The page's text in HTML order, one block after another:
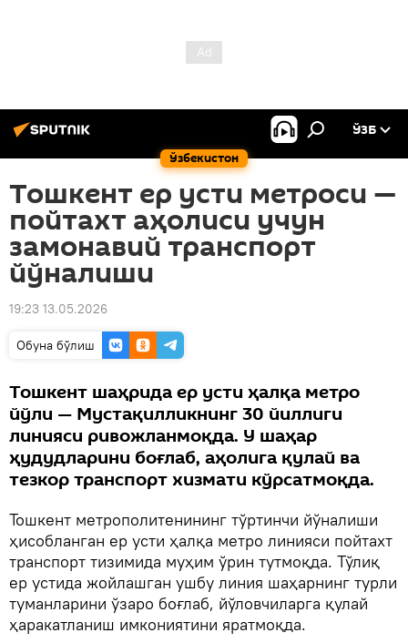
Ўзбекистон
ЎЗБ
Тошкент ер усти метроси —
пойтахт аҳолиси учун
замонавий транспорт
йўналиши
19:23 13.05.2026
Oбуна бўлиш
Тошкент шаҳрида ер усти ҳалқа метро
йўли — Мустақилликнинг 30 йиллиги
линияси ривожланмоқда. У шаҳар
ҳудудларини боғлаб, аҳолига қулай ва
тезкор транспорт хизмати кўрсатмоқда.
Тошкент метрополитенининг тўртинчи йўналиши
ҳисобланган ер усти ҳалқа метро линияси пойтахт
транспорт тизимида муҳим ўрин тутмоқда. Тўлиқ
ер устида жойлашган ушбу линия шаҳарнинг турли
туманларини ўзаро боғлаб, йўловчиларга қулай
ҳаракатланиш имкониятини яратмоқда.